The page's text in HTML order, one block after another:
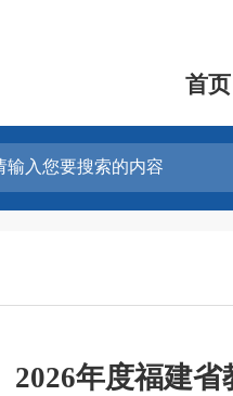
首页
2026年度福建